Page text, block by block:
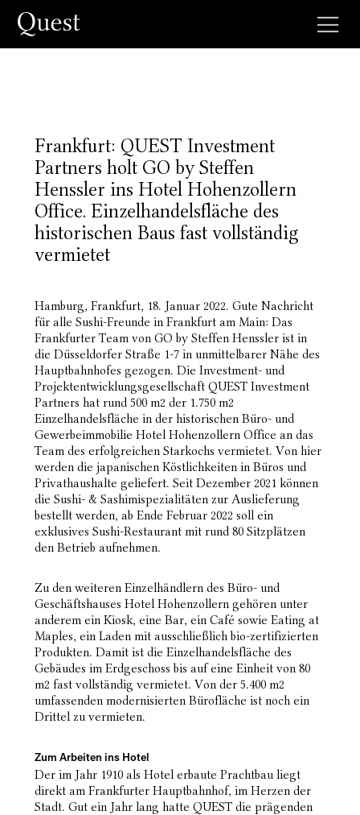
Frankfurt: QUEST Investment
Partners holt GO by Steffen
Henssler ins Hotel Hohenzollern
Office. Einzelhandelsfläche des
historischen Baus fast vollständig
vermietet
Hamburg, Frankfurt, 18. Januar 2022. Gute Nachricht
für alle Sushi-Freunde in Frankfurt am Main: Das
Frankfurter Team von GO by Steffen Henssler ist in
die Düsseldorfer Straße 1-7 in unmittelbarer Nähe des
Hauptbahnhofes gezogen. Die Investment- und
Projektentwicklungsgesellschaft QUEST Investment
Partners hat rund 500 m2 der 1.750 m2
Einzelhandelsfläche in der historischen Büro- und
Gewerbeimmobilie Hotel Hohenzollern Office an das
Team des erfolgreichen Starkochs vermietet. Von hier
werden die japanischen Köstlichkeiten in Büros und
Privathaushalte geliefert. Seit Dezember 2021 können
die Sushi- & Sashimispezialitäten zur Auslieferung
bestellt werden, ab Ende Februar 2022 soll ein
exklusives Sushi-Restaurant mit rund 80 Sitzplätzen
den Betrieb aufnehmen.
Zu den weiteren Einzelhändlern des Büro- und
Geschäftshauses Hotel Hohenzollern gehören unter
anderem ein Kiosk, eine Bar, ein Café sowie Eating at
Maples, ein Laden mit ausschließlich bio-zertifizierten
Produkten. Damit ist die Einzelhandelsfläche des
Gebäudes im Erdgeschoss bis auf eine Einheit von 80
m2 fast vollständig vermietet. Von der 5.400 m2
umfassenden modernisierten Bürofläche ist noch ein
Drittel zu vermieten.
Zum Arbeiten ins Hotel
Der im Jahr 1910 als Hotel erbaute Prachtbau liegt
direkt am Frankfurter Hauptbahnhof, im Herzen der
Stadt. Gut ein Jahr lang hatte QUEST die prägenden